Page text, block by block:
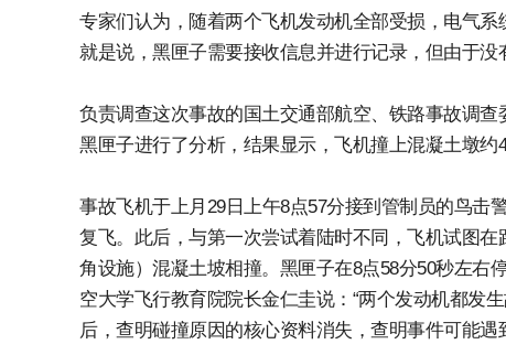
专家们认为，随着两个飞机发动机全部受损，电气
就是说，黑匣子需要接收信息并进行记录，但由于没
负责调查这次事故的国土交通部航空、铁路事故调
黑匣子进行了分析，结果显示，飞机撞上混凝土墩约
事故飞机于上月29日上午8点57分接到管制员的鸟击
复飞。此后，与第一次尝试着陆时不同，飞机试图
角设施）混凝土坡相撞。黑匣子在8点58分50秒左右
空大学飞行教育院院长金仁圭说：“两个发动机都发
后，查明碰撞原因的核心资料消失，查明事件可能遇